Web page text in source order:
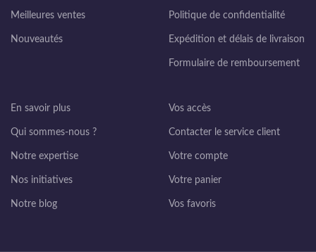
Meilleures ventes
Nouveautés
Politique de confidentialité
Expédition et délais de livraison
Formulaire de remboursement
En savoir plus
Qui sommes-nous ?
Notre expertise
Nos initiatives
Notre blog
Vos accès
Contacter le service client
Votre compte
Votre panier
Vos favoris